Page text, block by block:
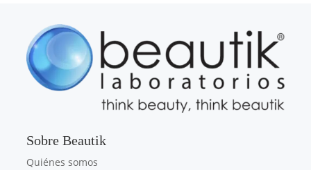
Sobre Beautik
Quiénes somos